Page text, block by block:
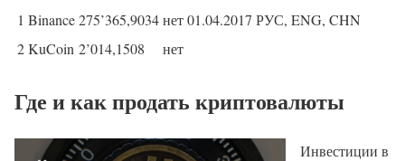
1 Binance275’365,9034нет01.04.2017 РУС, ENG, CHN
2KuCoin 2’014,1508 нет
Где и как продать криптовалюты
Инвестиции в